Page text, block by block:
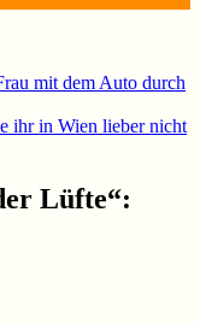
mit dem Auto durch
ihr in Wien lieber nicht
Lüfte“: